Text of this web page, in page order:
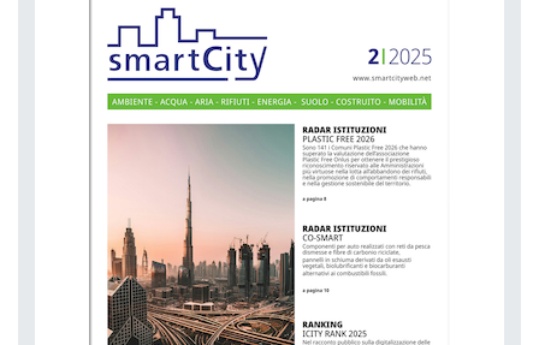
NETZERO MILAN - EXPO SUMMIT
DAL 20-10-2026 AL 22-10-2026,